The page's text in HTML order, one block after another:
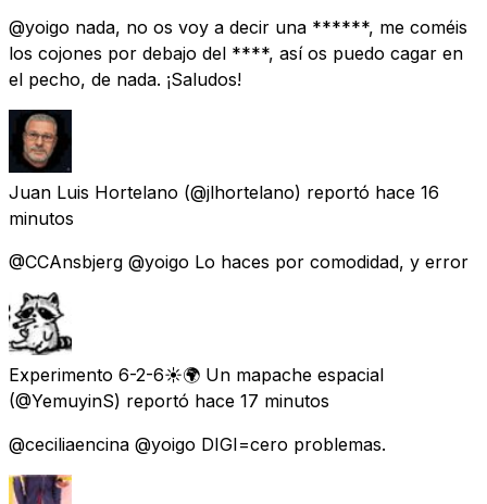
@yoigo nada, no os voy a decir una ******, me coméis
los cojones por debajo del ****, así os puedo cagar en
el pecho, de nada. ¡Saludos!
Juan Luis Hortelano (@jlhortelano) reportó hace 16
minutos
@CCAnsbjerg @yoigo Lo haces por comodidad, y error
Experimento 6-2-6☀️🌍 Un mapache espacial
(@YemuyinS) reportó hace 17 minutos
@ceciliaencina @yoigo DIGI=cero problemas.